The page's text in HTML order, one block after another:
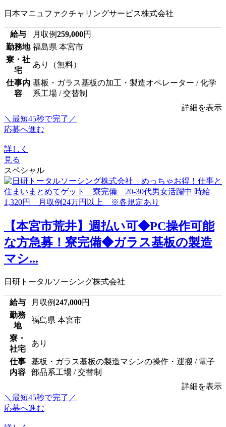
日本マニュファクチャリングサービス株式会社
給与 月収例259,000円
勤務地 福島県 本宮市
寮・社
宅
あり（無料）
仕事内
容
基板・ガラス基板の加工・製造オペレーター / 化学
系工場 / 交替制
詳細を表示
＼最短45秒で完了／
応募へ進む
詳しく
見る
スペシャル
【本宮市荒井】週払い可◆PC操作可能
な方急募！寮完備◆ガラス基板の製造
マシ...
日研トータルソーシング株式会社
給与 月収例247,000円
勤務
地
福島県 本宮市
寮・
社宅
あり
仕事
内容
基板・ガラス基板の製造マシンの操作・運搬 / 電子
部品系工場 / 交替制
詳細を表示
＼最短45秒で完了／
応募へ進む